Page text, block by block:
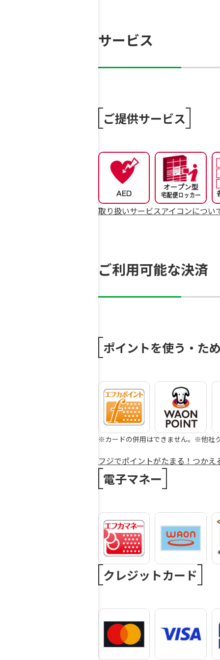
サービス
ご提供サービス
取り扱いサービスアイコンについ
ご利用可能な決済
ポイントを使う・た
※カードの併用はできません。 ※他社
フジでポイントがたまる！つかえ
電子マネー
クレジットカード